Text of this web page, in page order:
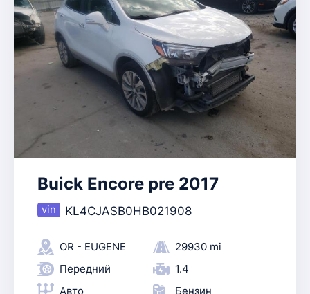
Buick Encore pre 2017
KL4CJASB0HB021908
OR - EUGENE
29930 mi
Передний
1.4
Авто
Бензин